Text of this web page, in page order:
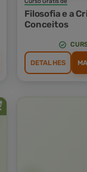
Filosofia e a
Conceitos
DETALHES